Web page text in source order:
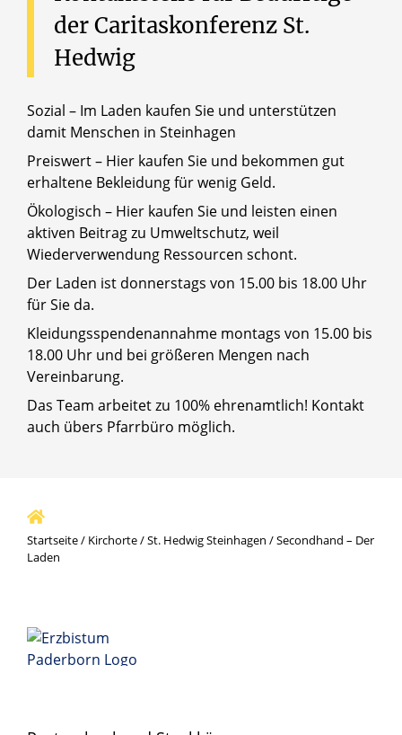
derCaritaskonferenz St.
Hedwig
Sozial – Im Laden kaufen Sie und unterstützen
damit Menschen in Steinhagen
Preiswert – Hier kaufen Sie und bekommen gut
erhaltene Bekleidung für wenig Geld.
Ökologisch – Hier kaufen Sie und leisten einen
aktiven Beitrag zu Umweltschutz, weil
Wiederverwendung Ressourcen schont.
Der Laden ist donnerstags von 15.00 bis 18.00 Uhr
für Sie da.
Kleidungsspendenannahme montags von 15.00 bis
18.00 Uhr und bei größeren Mengen nach
Vereinbarung.
Das Team arbeitet zu 100% ehrenamtlich! Kontakt
auch übers Pfarrbüro möglich.
Startseite/ Kirchorte/St. Hedwig Steinhagen /Secondhand – Der
Laden